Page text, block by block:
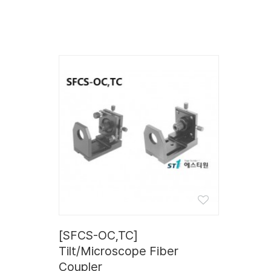
[SFCS-OC,TC]
Tilt/Microscope Fiber
Coupler